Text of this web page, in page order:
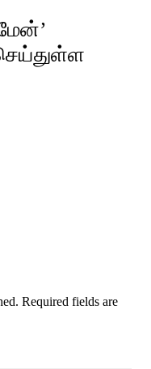
Required fields are